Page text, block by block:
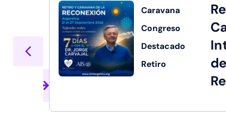
Caravana
Congreso
Destacado
Retiro